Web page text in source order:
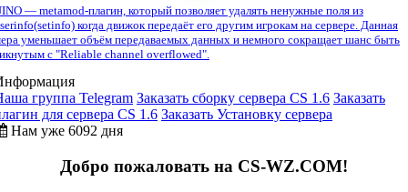
— metamod-плагин, который позволяет удалять ненужные поля из
когда движок передаёт его другим игрокам на сервере. Данная
уменьшает объём передаваемых данных и немного сокращает шанс быть
с "Reliable channel overflowed".
группа Telegram Заказать сборку сервера CS 1.6 Заказать
для сервера CS 1.6 Заказать Установку сервера
Нам уже 6092 дня
Добро пожаловать на CS-WZ.COM!